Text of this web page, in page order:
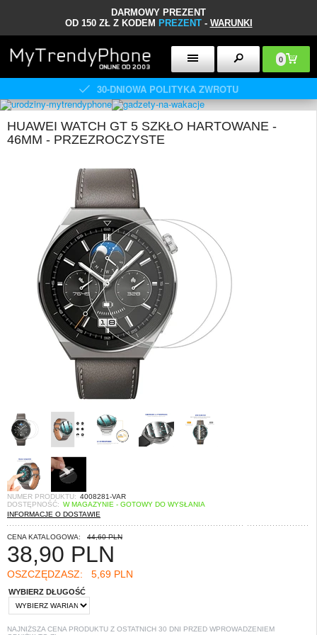
DARMOWY PREZENT
OD 150 ZŁ Z KODEM PREZENT- WARUNKI
0
30-DNIOWA POLITYKA ZWROTU
HUAWEI WATCH GT 5 SZKŁO HARTOWANE -
46MM - PRZEZROCZYSTE
NUMER PRODUKTU: 4008281-VAR
DOSTĘPNOŚĆ: W MAGAZYNIE - GOTOWY DO WYSŁANIA
INFORMACJE O DOSTAWIE
CENA KATALOGOWA: 44,60 PLN
38,90 PLN
OSZCZĘDZASZ: 5,69 PLN
WYBIERZ DŁUGOŚĆ
NAJNIŻSZA CENA PRODUKTU Z OSTATNICH 30 DNI PRZED WPROWADZENIEM